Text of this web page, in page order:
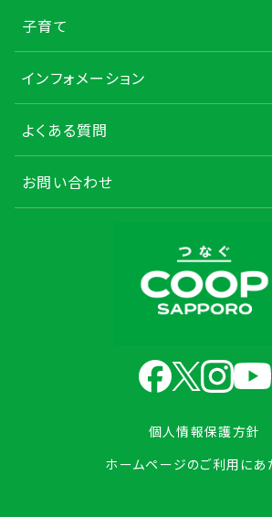
個人情報保護方針
ホームページのご利用にあ
子育て
インフォメーション
よくある質問
お問い合わせ